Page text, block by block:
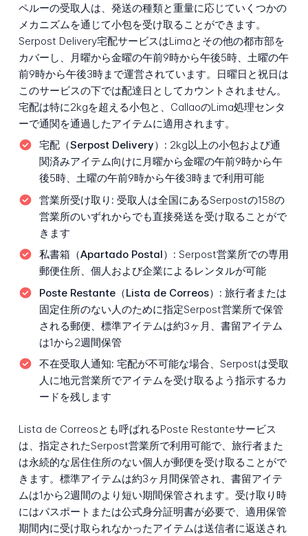
ペルーの受取人は、発送の種類と重量に応じていくつかの
メカニズムを通じて小包を受け取ることができます。
Serpost Delivery宅配サービスはLimaとその他の都市部を
カバーし、月曜から金曜の午前9時から午後5時、土曜の午
前9時から午後3時まで運営されています。日曜日と祝日は
このサービスの下では配達日としてカウントされません。
宅配は特に2kgを超える小包と、CallaoのLima処理センタ
ーで通関を通過したアイテムに適用されます。
宅配（Serpost Delivery）: 2kg以上の小包および通
関済みアイテム向けに月曜から金曜の午前9時から午
後5時、土曜の午前9時から午後3時まで利用可能
営業所受け取り: 受取人は全国にあるSerpostの158の
営業所のいずれからでも直接発送を受け取ることがで
きます
私書箱（Apartado Postal）: Serpost営業所での専用
郵便住所、個人および企業によるレンタルが可能
Poste Restante（Lista de Correos）: 旅行者または
固定住所のない人のために指定Serpost営業所で保管
される郵便、標準アイテムは約3ヶ月、書留アイテム
は1から2週間保管
不在受取人通知: 宅配が不可能な場合、Serpostは受取
人に地元営業所でアイテムを受け取るよう指示するカ
ードを残します
Lista de Correosとも呼ばれるPoste Restanteサービス
は、指定されたSerpost営業所で利用可能で、旅行者また
は永続的な居住住所のない個人が郵便を受け取ることがで
きます。標準アイテムは約3ヶ月間保管され、書留アイテ
ムは1から2週間のより短い期間保管されます。受け取り時
にはパスポートまたは公式身分証明書が必要で、適用保管
期間内に受け取られなかったアイテムは送信者に返送され